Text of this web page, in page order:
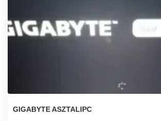
GIGABYTE ASZTALIPC